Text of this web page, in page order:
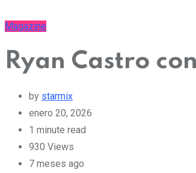
Magazine
Ryan Castro
by starmix
enero 20, 2026
1 minute read
930 Views
7 meses ago